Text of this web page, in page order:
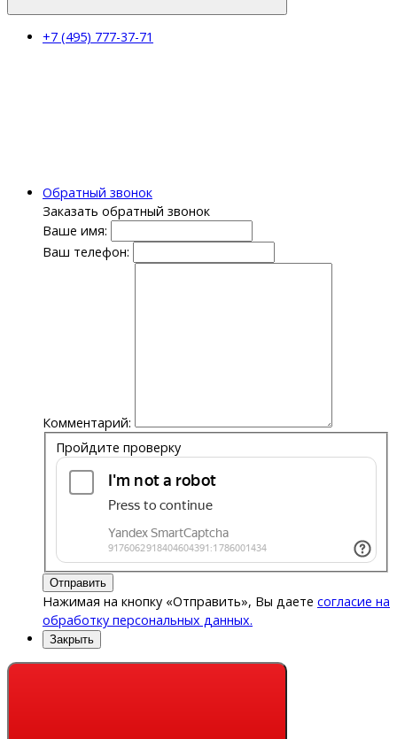
+7 (495) 777-37-71
Обратный звонок
Заказать обратный звонок
Ваше имя:
Ваш телефон:
Комментарий:
Пройдите проверку
Отправить
Нажимая на кнопку «Отправить», Вы даете согласие на
обработку персональных данных.
Закрыть